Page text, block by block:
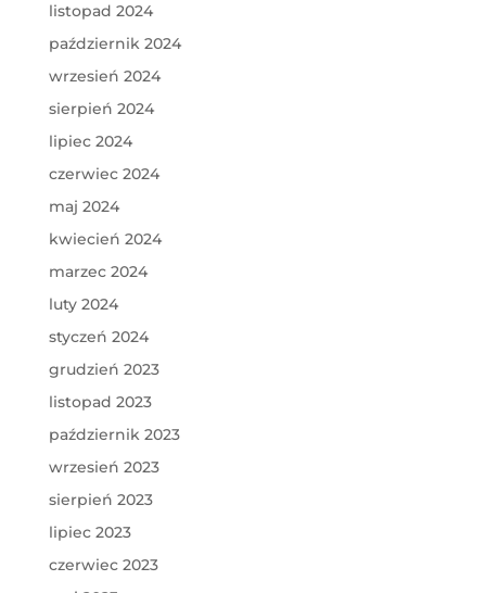
listopad 2024
październik 2024
wrzesień 2024
sierpień 2024
lipiec 2024
czerwiec 2024
maj 2024
kwiecień 2024
marzec 2024
luty 2024
styczeń 2024
grudzień 2023
listopad 2023
październik 2023
wrzesień 2023
sierpień 2023
lipiec 2023
czerwiec 2023